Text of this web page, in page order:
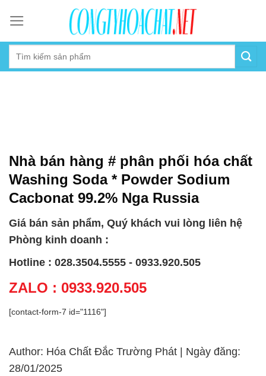
content
Nhà bán hàng # phân phối hóa chất
Washing Soda * Powder Sodium
Cacbonat 99.2% Nga Russia
Giá bán sản phẩm, Quý khách vui lòng liên hệ
Phòng kinh doanh :
Hotline : 028.3504.5555 - 0933.920.505
ZALO : 0933.920.505
[contact-form-7 id="1116"]
Author: Hóa Chất Đắc Trường Phát | Ngày đăng:
28/01/2025